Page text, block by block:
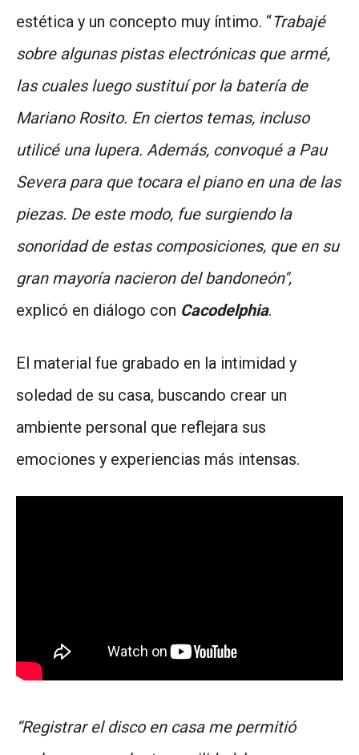
estética y un concepto muy íntimo. “Trabajé
sobre algunas pistas electrónicas que armé,
las cuales luego sustituí por la batería de
Mariano Rosito. En ciertos temas, incluso
utilicé una lupera. Además, convoqué a Pau
Severa para que tocara el piano en una de las
piezas. De este modo, fue surgiendo la
sonoridad de estas composiciones, que en su
gran mayoría nacieron del bandoneón",
explicó en diálogo con Cacodelphia.
El material fue grabado en la intimidad y
soledad de su casa, buscando crear un
ambiente personal que reflejara sus
emociones y experiencias más intensas.
“Registrar el disco en casa me permitió